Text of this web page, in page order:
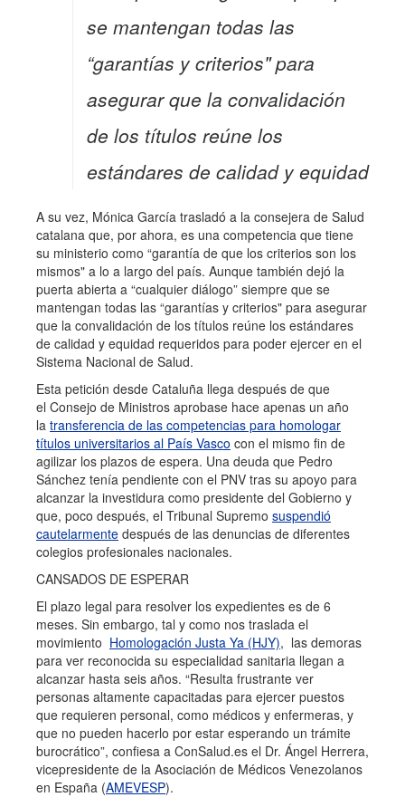
se mantengan todas las
“garantías y criterios" para
asegurar que la convalidación
de los títulos reúne los
estándares de calidad y equidad
A su vez, Mónica García trasladó a la consejera de Salud
catalana que, por ahora, es una competencia que tiene
su ministerio como “garantía de que los criterios son los
mismos" a lo a largo del país. Aunque también dejó la
puerta abierta a “cualquier diálogo” siempre que se
mantengan todas las “garantías y criterios" para asegurar
que la convalidación de los títulos reúne los estándares
de calidad y equidad requeridos para poder ejercer en el
Sistema Nacional de Salud.
Esta petición desde Cataluña llega después de que
el Consejo de Ministros aprobase hace apenas un año
la transferencia de las competencias para homologar
títulos universitarios al País Vasco con el mismo fin de
agilizar los plazos de espera. Una deuda que Pedro
Sánchez tenía pendiente con el PNV tras su apoyo para
alcanzar la investidura como presidente del Gobierno y
que, poco después, el Tribunal Supremo suspendió
cautelarmente después de las denuncias de diferentes
colegios profesionales nacionales.
CANSADOS DE ESPERAR
El plazo legal para resolver los expedientes es de 6
meses. Sin embargo, tal y como nos traslada el
movimiento Homologación Justa Ya (HJY), las demoras
para ver reconocida su especialidad sanitaria llegan a
alcanzar hasta seis años. “Resulta frustrante ver
personas altamente capacitadas para ejercer puestos
que requieren personal, como médicos y enfermeras, y
que no pueden hacerlo por estar esperando un trámite
burocrático”, confiesa a ConSalud.es el Dr. Ángel Herrera,
vicepresidente de la Asociación de Médicos Venezolanos
en España (AMEVESP).